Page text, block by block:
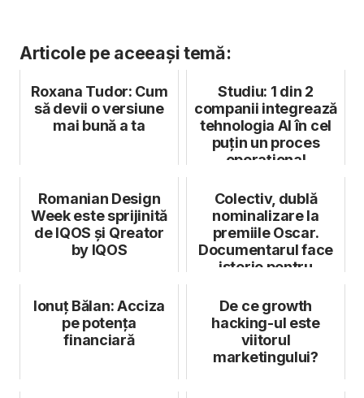
Articole pe aceeași temă:
Roxana Tudor: Cum
să devii o versiune
mai bună a ta
Studiu: 1 din 2
companii integrează
tehnologia AI în cel
puțin un proces
operațional
Romanian Design
Week este sprijinită
de IQOS și Qreator
by IQOS
Colectiv, dublă
nominalizare la
premiile Oscar.
Documentarul face
istorie pentru
româ...
Ionuț Bălan: Acciza
pe potența
financiară
De ce growth
hacking-ul este
viitorul
marketingului?